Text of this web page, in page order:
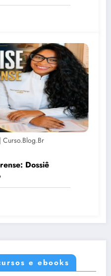
Curso.blog.br
Dossiê
e ebooks